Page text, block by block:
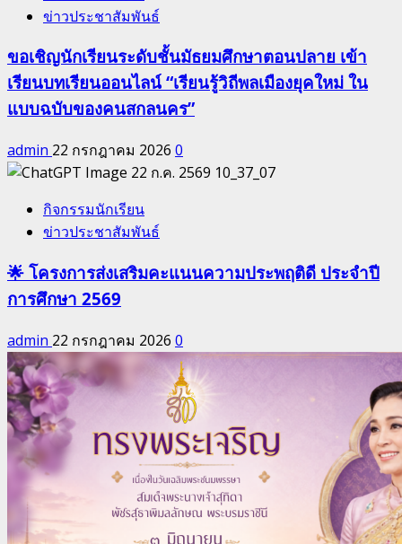
ข่าวประชาสัมพันธ์
ขอเชิญนักเรียนระดับชั้นมัธยมศึกษาตอนปลาย เข้า
เรียนบทเรียนออนไลน์ “เรียนรู้วิถีพลเมืองยุคใหม่ ใน
แบบฉบับของคนสกลนคร”
admin 22 กรกฎาคม 2026 0
กิจกรรมนักเรียน
ข่าวประชาสัมพันธ์
🌟 โครงการส่งเสริมคะแนนความประพฤติดี ประจำปี
การศึกษา 2569
admin 22 กรกฎาคม 2026 0